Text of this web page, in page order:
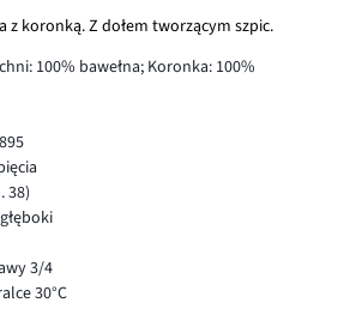
koronką. Z dołem tworzącym szpic.
100% bawełna; Koronka: 100%
38)
3/4
30°C